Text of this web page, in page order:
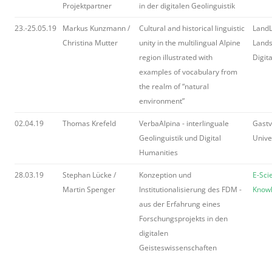
Projektpartner
in der digitalen Geolinguistik
23.-25.05.19
Markus Kunzmann /
Christina Mutter
Cultural and historical linguistic
unity in the multilingual Alpine
region illustrated with
examples of vocabulary from
the realm of “natural
environment”
02.04.19 Thomas Krefeld
VerbaAlpina - interlinguale
Geolinguistik und Digital
Humanities
28.03.19
Stephan Lücke /
Martin Spenger
Konzeption und
Institutionalisierung des FDM -
aus der Erfahrung eines
Forschungsprojekts in den
digitalen
Geisteswissenschaften
E-